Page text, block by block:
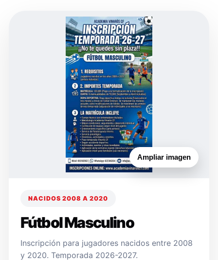
Ampliar imagen
NACIDOS 2008 A 2020
Fútbol Masculino
Inscripción para jugadores nacidos entre 2008
y 2020. Temporada 2026-2027.